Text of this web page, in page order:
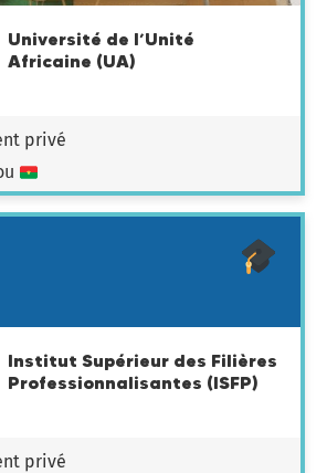
Université de l’Unité
Africaine (UA)
privé
Institut Supérieur des Filières
Professionnalisantes (ISFP)
privé